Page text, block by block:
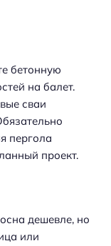
бетонную
на балет.
сваи
пергола
проект.
дешевле, но
или